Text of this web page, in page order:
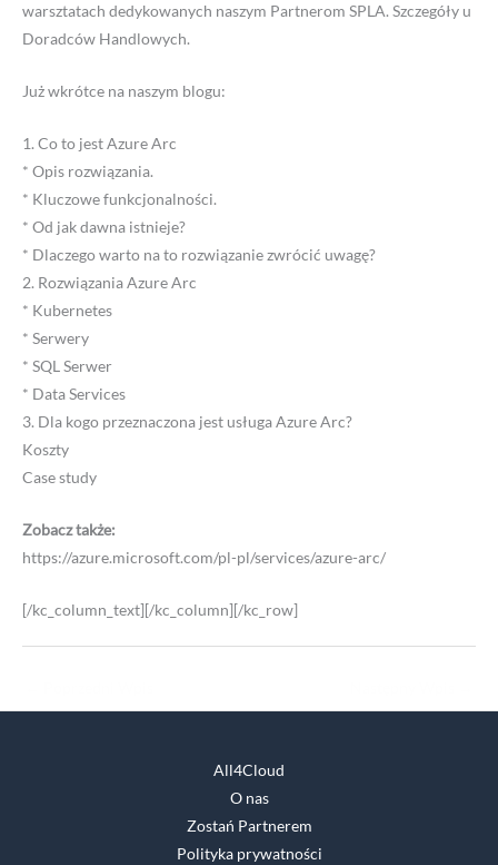
warsztatach dedykowanych naszym Partnerom SPLA. Szczegóły u
Doradców Handlowych.
Już wkrótce na naszym blogu:
1. Co to jest Azure Arc
* Opis rozwiązania.
* Kluczowe funkcjonalności.
* Od jak dawna istnieje?
* Dlaczego warto na to rozwiązanie zwrócić uwagę?
2. Rozwiązania Azure Arc
* Kubernetes
* Serwery
* SQL Serwer
* Data Services
3. Dla kogo przeznaczona jest usługa Azure Arc?
Koszty
Case study
Zobacz także:
https://azure.microsoft.com/pl-pl/services/azure-arc/
[/kc_column_text][/kc_column][/kc_row]
All4Cloud
O nas
Zostań Partnerem
Polityka prywatności